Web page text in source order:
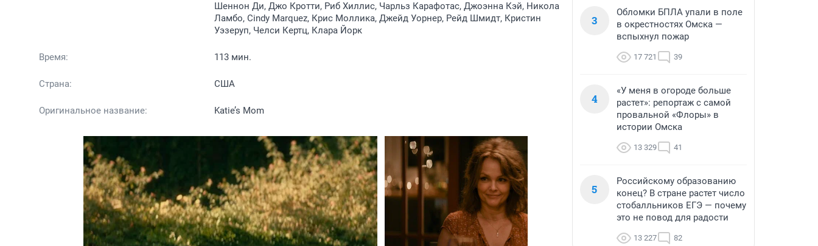
Шеннон Ди, Джо Кротти, Риб Хиллис, Чарльз Карафотас, Джоэнна Кэй, Никола
Ламбо, Cindy Marquez, Крис Моллика, Джейд Уорнер, Рейд Шмидт, Кристин
Уэзеруп, Челси Кертц, Клара Йорк
Время: 113 мин.
Страна: США
Оригинальное название: Katie’s Mom
3
Обломки БПЛА упали в поле
в окрестностях Омска —
вспыхнул пожар
17 721 39
4
«У меня в огороде больше
растет»: репортаж с самой
провальной «Флоры» в
истории Омска
13 329 41
5
Российскому образованию
конец? В стране растет число
стобалльников ЕГЭ — почему
это не повод для радости
13 227 82